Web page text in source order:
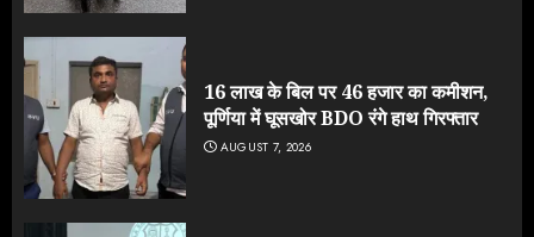
16 लाख के बिल पर 46 हजार का कमीशन,
पूर्णिया में घूसखोर BDO रंगे हाथ गिरफ्तार
AUGUST 7, 2026